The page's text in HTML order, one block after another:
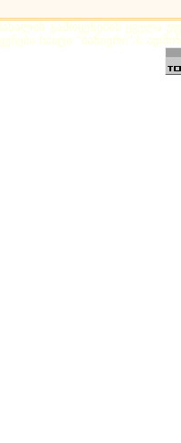
გამოყენების ყველა
საიტი "ბაზიერი"-ს